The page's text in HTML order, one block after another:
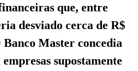
que, entre
desviado cerca de R$
Banco Master concedia
supostamente